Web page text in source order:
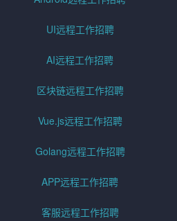
UI远程工作招聘
AI远程工作招聘
区块链远程工作招聘
Vue.js远程工作招聘
Golang远程工作招聘
APP远程工作招聘
客服远程工作招聘